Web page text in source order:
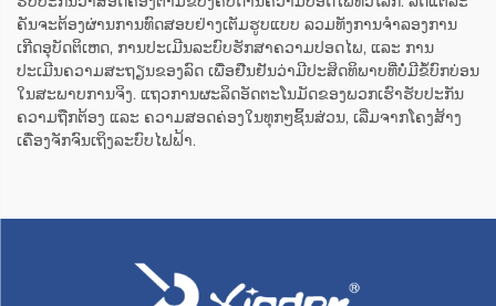
ຄັນຈະຕ້ອງຜ່ານການທົດສອບຢ່າງເຕັມຮູບແບບ ລວມທັງການຈຳລອງການ
ເກີດອຸບັດຕິເຫດ, ການປະເມີນລະບົບຮັກສາຄວາມປອດໄພ, ແລະ ການ
ປະເມີນຄວາມສະຖຽນຂອງລົດ ເພື່ອຢືນຢັນວ່າມີປະສິດທິພາບທີ່ບໍ່ມີຂໍ້ບົກບ່ອນ
ໃນສະພາບການຈິງ. ແຖວການຜະລິດອັດຕະໂນມັດຂອງພວກເຮົາຮັບປະກັນ
ຄວາມຖືກຕ້ອງ ແລະ ຄວາມສອດຄ່ອງໃນທຸກໆຊິ້ນສ່ວນ, ເລີ່ມຈາກໂຄງສ້າງ
ເຄື່ອງຈັກຈົນເຖິງລະບົບໄຟຟ້າ.